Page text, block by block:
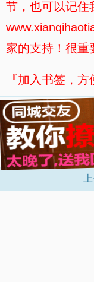
节，也可以记住
家的支持！很重
『加入书签，方